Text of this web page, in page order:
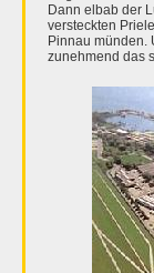
Dann elbab der
versteckten
Pinnau münden.
zunehmend das